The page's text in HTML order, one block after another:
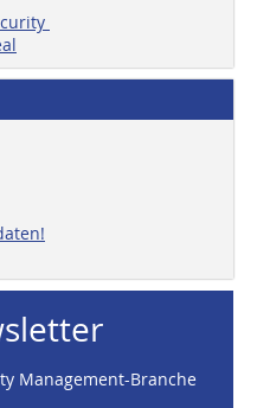
Management-Branche